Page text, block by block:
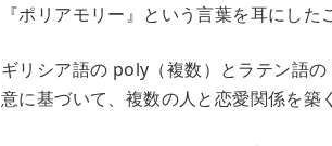
『ポリアモリー』という言葉を耳にした
ギリシア語の poly（複数）とラテン語
意に基づいて、複数の人と恋愛関係を築